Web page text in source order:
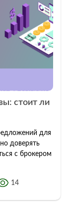
стоит ли
для
доверять
с брокером
14